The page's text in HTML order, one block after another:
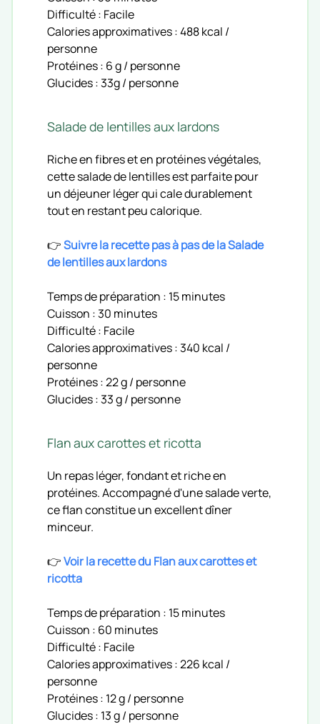
Difficulté : Facile
Calories approximatives : 488 kcal /
personne
Protéines : 6 g / personne
Glucides : 33g / personne
Salade de lentilles aux lardons
Riche en fibres et en protéines végétales,
cette salade de lentilles est parfaite pour
un déjeuner léger qui cale durablement
tout en restant peu calorique.
👉Suivre la recette pas à pas de la Salade
de lentilles aux lardons
Temps de préparation : 15 minutes
Cuisson : 30 minutes
Difficulté : Facile
Calories approximatives : 340 kcal /
personne
Protéines : 22 g / personne
Glucides : 33 g / personne
Flan aux carottes et ricotta
Un repas léger, fondant et riche en
protéines. Accompagné d'une salade verte,
ce flan constitue un excellent dîner
minceur.
👉Voir la recette du Flan aux carottes et
ricotta
Temps de préparation : 15 minutes
Cuisson : 60 minutes
Difficulté : Facile
Calories approximatives : 226 kcal /
personne
Protéines : 12 g / personne
Glucides : 13 g / personne